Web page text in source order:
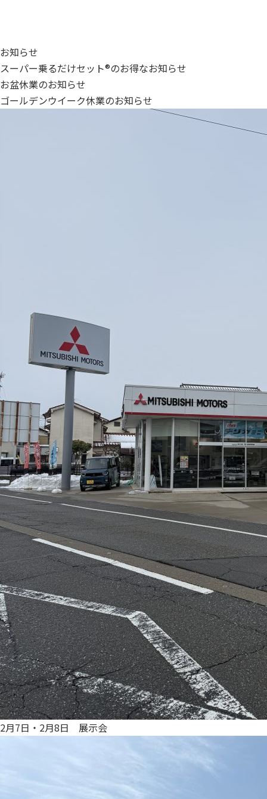
お知らせ
スーパー乗るだけセット®のお得なお知らせ
お盆休業のお知らせ
ゴールデンウイーク休業のお知らせ
2月7日・2月8日 展示会